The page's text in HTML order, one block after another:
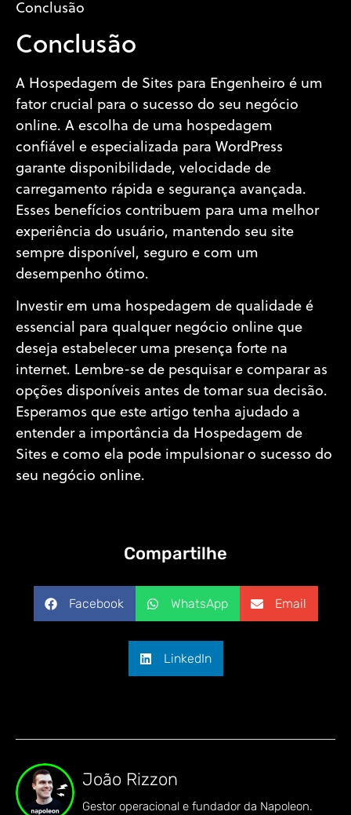
Conclusão
Conclusão
A Hospedagem de Sites para Engenheiro é um
fator crucial para o sucesso do seu negócio
online. A escolha de uma hospedagem
confiável e especializada para WordPress
garante disponibilidade, velocidade de
carregamento rápida e segurança avançada.
Esses benefícios contribuem para uma melhor
experiência do usuário, mantendo seu site
sempre disponível, seguro e com um
desempenho ótimo.
Investir em uma hospedagem de qualidade é
essencial para qualquer negócio online que
deseja estabelecer uma presença forte na
internet. Lembre-se de pesquisar e comparar as
opções disponíveis antes de tomar sua decisão.
Esperamos que este artigo tenha ajudado a
entender a importância da Hospedagem de
Sites e como ela pode impulsionar o sucesso do
seu negócio online.
Compartilhe
Facebook WhatsApp Email
LinkedIn
João Rizzon
Gestor operacional e fundador da Napoleon.